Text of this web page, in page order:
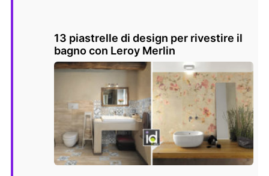
13 piastrelle di design per rivestire il
bagno con Leroy Merlin